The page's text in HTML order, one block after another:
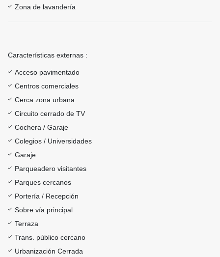
Zona de lavandería
Características externas :
Acceso pavimentado
Centros comerciales
Cerca zona urbana
Circuito cerrado de TV
Cochera / Garaje
Colegios / Universidades
Garaje
Parqueadero visitantes
Parques cercanos
Portería / Recepción
Sobre vía principal
Terraza
Trans. público cercano
Urbanización Cerrada